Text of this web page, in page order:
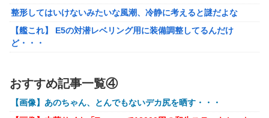
2ってサブの穴が空いてないダイハツ駆逐並べて 高速＋とか
してるとアホほど時間かかる？
PS4「アイマススターリットシーズン」最新PV「新曲:夏の
Bang!!MV」公開！さらに「体験版」の配信が決定！
【HUNTER×HUNTER】センリツが本気を出せば、BW号を
整形してはいけないみたいな風潮、冷静に考えると謎だよな
【艦これ】 E5の対潜レベリング用に装備調整してるんだけ
ど・・・
【動画】紐ビキニの白人女子さん、完全にロックオンされてしま
うｗｗｗｗｗｗ
おすすめ記事一覧④
【画像】あのちゃん、とんでもないデカ尻を晒す・・・